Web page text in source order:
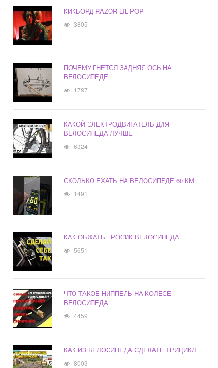
КИКБОРД RAZOR LIL POP
3805
ПОЧЕМУ ГНЕТСЯ ЗАДНЯЯ ОСЬ НА
ВЕЛОСИПЕДЕ
1787
КАКОЙ ЭЛЕКТРОДВИГАТЕЛЬ ДЛЯ
ВЕЛОСИПЕДА ЛУЧШЕ
6324
СКОЛЬКО ЕХАТЬ НА ВЕЛОСИПЕДЕ 60 КМ
1491
КАК ОБЖАТЬ ТРОСИК ВЕЛОСИПЕДА
5651
ЧТО ТАКОЕ НИППЕЛЬ НА КОЛЕСЕ
ВЕЛОСИПЕДА
4459
КАК ИЗ ВЕЛОСИПЕДА СДЕЛАТЬ ТРИЦИКЛ
8003